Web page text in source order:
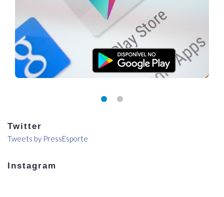
Twitter
Tweets by PressEsporte
Instagram